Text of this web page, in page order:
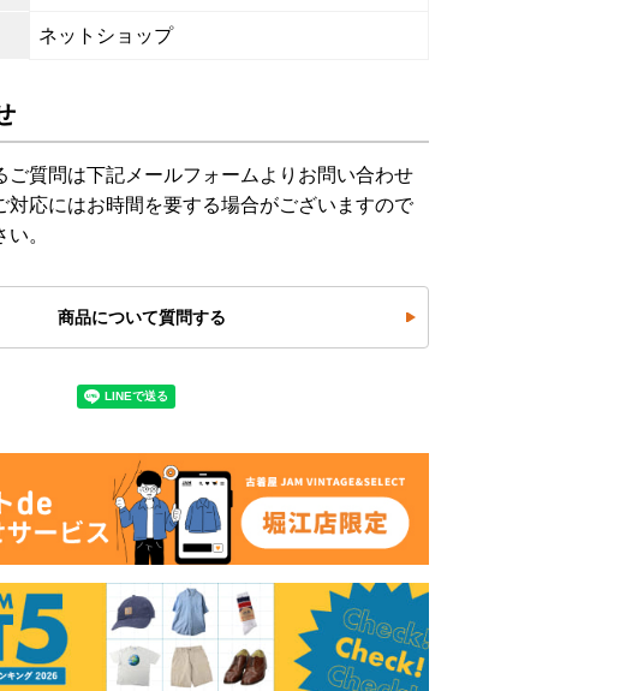
ネットショップ
ご質問は下記メールフォームよりお問い合わせ
対応にはお時間を要する場合がございますので
。
商品について質問する